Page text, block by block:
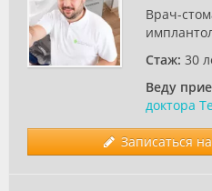
Врач-
Стаж: 30
Веду
доктора
Записаться